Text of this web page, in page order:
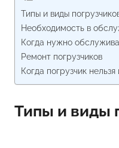
Типы и виды
Необходимость в
Когда нужно
Ремонт погрузчиков
Когда погрузчик нельзя
Типы и виды